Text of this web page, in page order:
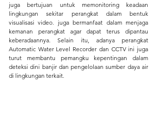
juga bertujuan untuk memonitoring keadaan
lingkungan sekitar perangkat dalam bentuk
visualisasi video. juga bermanfaat dalam menjaga
kemanan perangkat agar dapat terus dipantau
keberadaannya. Selain itu, adanya perangkat
Automatic Water Level Recorder dan CCTV ini juga
turut membantu pemangku kepentingan dalam
deteksi dini banjir dan pengelolaan sumber daya air
di lingkungan terkait.